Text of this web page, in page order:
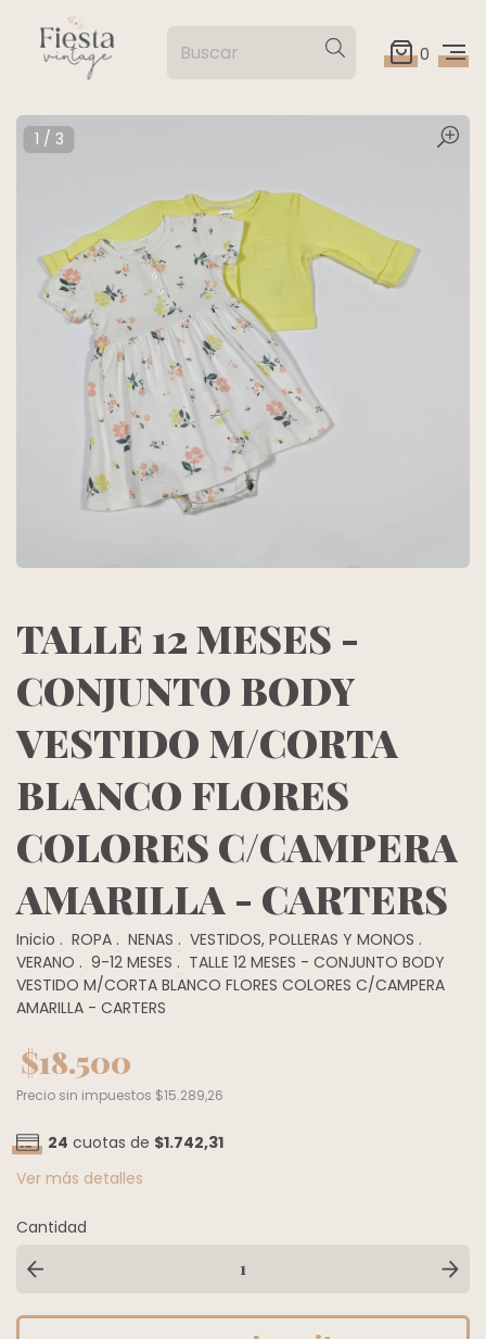
0
TALLE 12 MESES -
CONJUNTO BODY
VESTIDO M/CORTA
BLANCO FLORES
COLORES C/CAMPERA
AMARILLA - CARTERS
Inicio . ROPA . NENAS . VESTIDOS, POLLERAS Y MONOS .
VERANO . 9-12 MESES . TALLE 12 MESES - CONJUNTO BODY
VESTIDO M/CORTA BLANCO FLORES COLORES C/CAMPERA
AMARILLA - CARTERS
$18.500
Precio sin impuestos $15.289,26
24 cuotas de $1.742,31
Ver más detalles
Cantidad
1 / 3